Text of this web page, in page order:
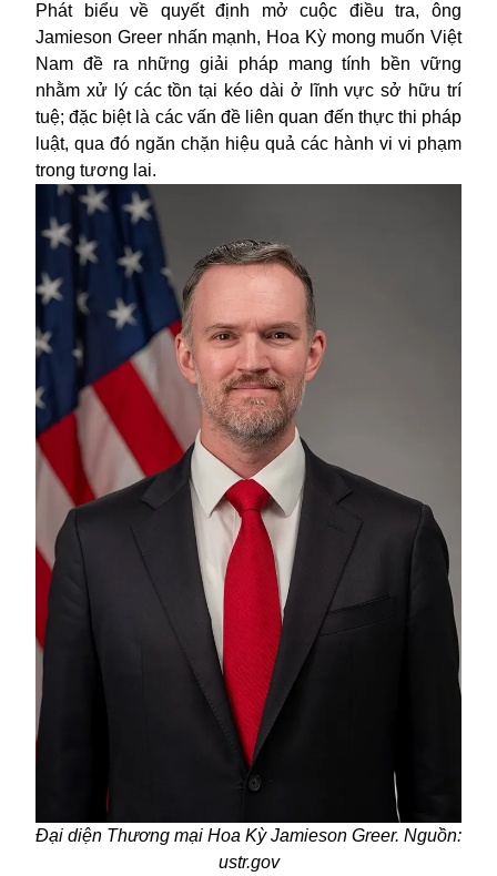
Phát biểu về quyết định mở cuộc điều tra, ông
Jamieson Greer nhấn mạnh, Hoa Kỳ mong muốn Việt
Nam đề ra những giải pháp mang tính bền vững
nhằm xử lý các tồn tại kéo dài ở lĩnh vực sở hữu trí
tuệ; đặc biệt là các vấn đề liên quan đến thực thi pháp
luật, qua đó ngăn chặn hiệu quả các hành vi vi phạm
trong tương lai.
Đại diện Thương mại Hoa Kỳ Jamieson Greer. Nguồn:
ustr.gov